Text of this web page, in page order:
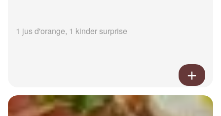
1 jus d'orange, 1 kinder surprise